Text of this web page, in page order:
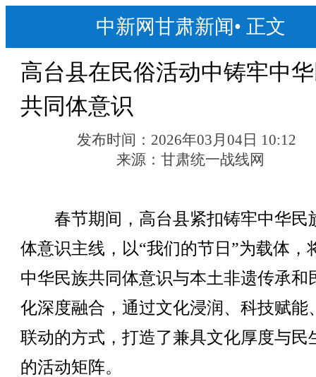
中新网甘肃新闻• 正文
高台县在民俗活动中铸牢中
共同体意识
发布时间： 2026年03月04日 10:12
来源： 甘肃统一战线网
春节期间，高台县紧扣铸牢中华民
体意识主线，以“我们的节日”为载体，
中华民族共同体意识与本土非遗传承和
化深度融合，通过文化浸润、科技赋能
联动的方式，打造了兼具文化厚度与民
的活动矩阵。